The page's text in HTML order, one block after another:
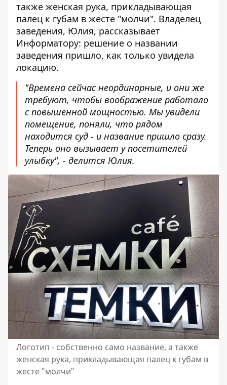
также женская рука, прикладывающая
палец к губам в жесте "молчи". Владелец
заведения, Юлия, рассказывает
Информатору: решение о названии
заведения пришло, как только увидела
локацию.
"Времена сейчас неординарные, и они же
требуют, чтобы воображение работало
с повышенной мощностью. Мы увидели
помещение, поняли, что рядом
находится суд - и название пришло сразу.
Теперь оно вызывает у посетителей
улыбку", - делится Юлия.
Логотип - собственно само название, а также
женская рука, прикладывающая палец к губам в
жесте "молчи"